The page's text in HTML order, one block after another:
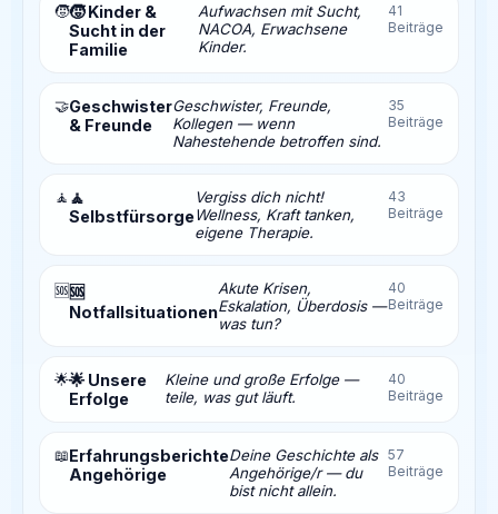
🧒🧒 Kinder &
Sucht in der
Familie
Aufwachsen mit Sucht,
NACOA, Erwachsene
Kinder.
41
Beiträge
🤝Geschwister
& Freunde
Geschwister, Freunde,
Kollegen — wenn
Nahestehende betroffen sind.
35
Beiträge
🧘 🧘
Selbstfürsorge
Vergiss dich nicht!
Wellness, Kraft tanken,
eigene Therapie.
43
Beiträge
🆘🆘
Notfallsituationen
Akute Krisen,
Eskalation, Überdosis —
was tun?
40
Beiträge
🌟🌟 Unsere
Erfolge
Kleine und große Erfolge —
teile, was gut läuft.
40
Beiträge
📖Erfahrungsberichte
Angehörige
Deine Geschichte als
Angehörige/r — du
bist nicht allein.
57
Beiträge